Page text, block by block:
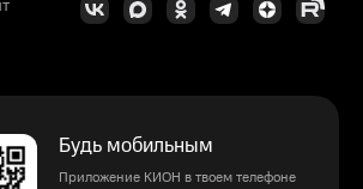
Будь мобильным
Приложение КИОН в твоем телефоне